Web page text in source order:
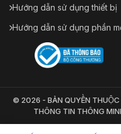
Hướng dẫn sử dụng thiết bị
Hướng dẫn sử dụng phần
© 2026 - BẢN QUYỀN
THÔNG TIN THÔNG